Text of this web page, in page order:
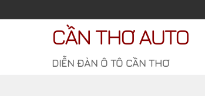
đến
CẦN THƠ AUTO
DIỄN ĐÀN Ô TÔ CẦN THƠ